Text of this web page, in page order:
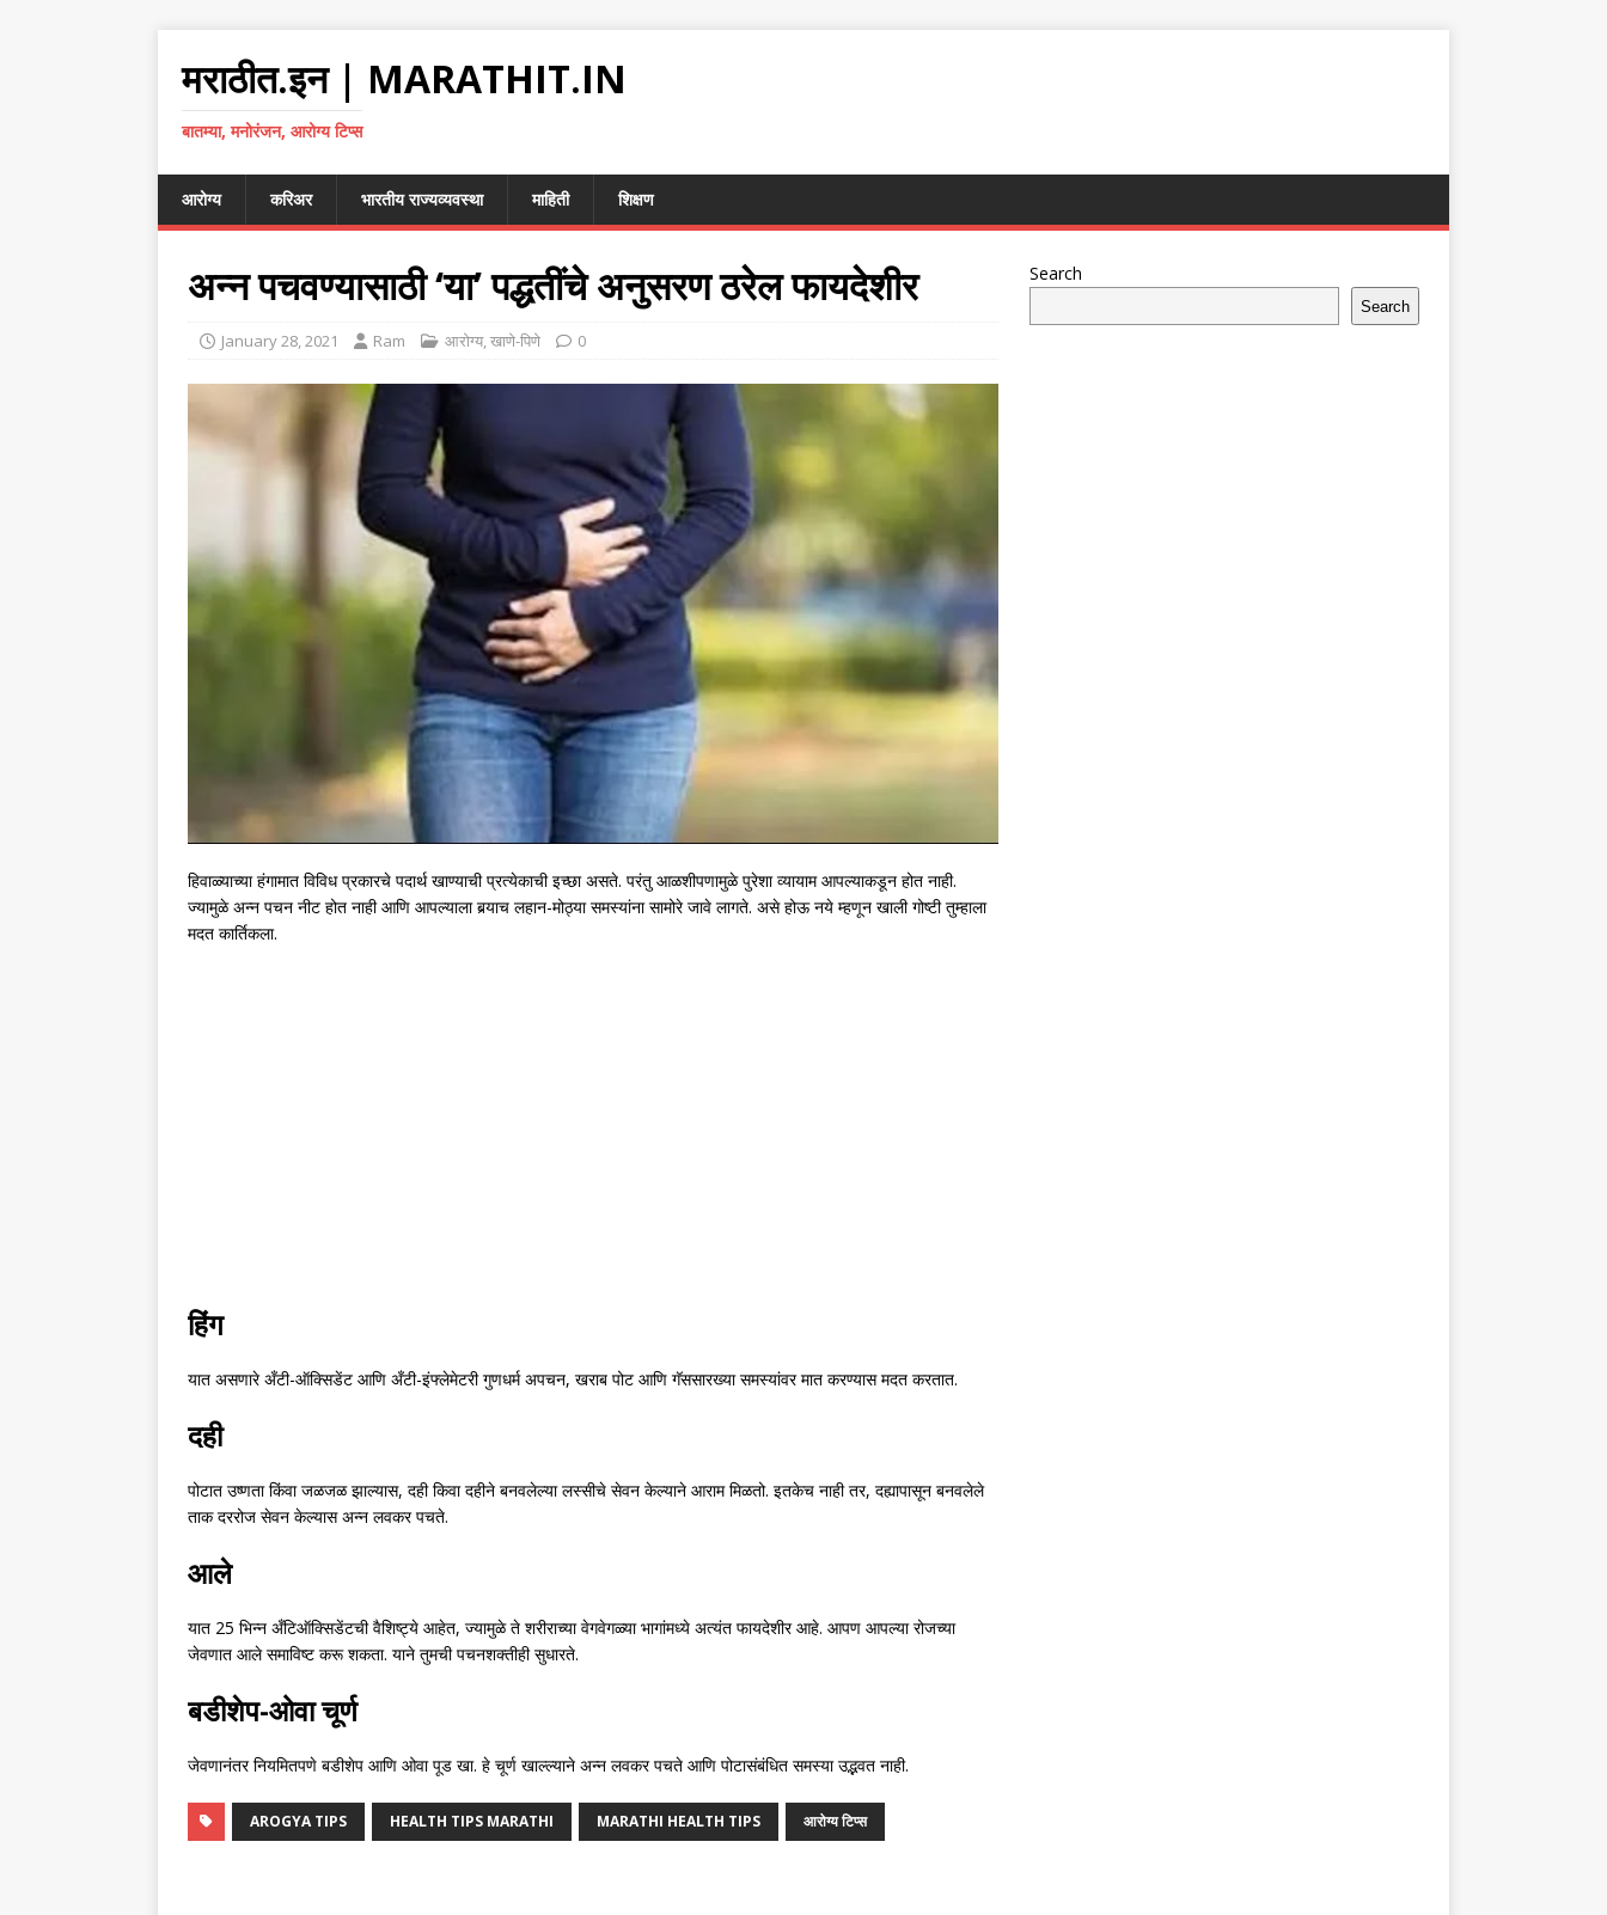
मराठीत.इन | MARATHIT.IN
बातम्या, मनोरंजन, आरोग्य टिप्स
आरोग्य करिअर भारतीय राज्यव्यवस्था माहिती शिक्षण
अन्न पचवण्यासाठी ‘या’ पद्धतींचे अनुसरण ठरेल फायदेशीर
January 28, 2021 Ram आरोग्य,खाणे-पिणे 0
हिवाळ्याच्या हंगामात विविध प्रकारचे पदार्थ खाण्याची प्रत्येकाची इच्छा असते. परंतु आळशीपणामुळे पुरेशा व्यायाम आपल्याकडून होत नाही.
ज्यामुळे अन्न पचन नीट होत नाही आणि आपल्याला बर्‍याच लहान-मोठ्या समस्यांना सामोरे जावे लागते. असे होऊ नये म्हणून खाली गोष्टी तुम्हाला
मदत कार्तिकला.
हिंग
यात असणारे अँटी-ऑक्सिडेंट आणि अँटी-इंफ्लेमेटरी गुणधर्म अपचन, खराब पोट आणि गॅससारख्या समस्यांवर मात करण्यास मदत करतात.
दही
पोटात उष्णता किंवा जळजळ झाल्यास, दही किवा दहीने बनवलेल्या लस्सीचे सेवन केल्याने आराम मिळतो. इतकेच नाही तर, दह्यापासून बनवलेले
ताक दररोज सेवन केल्यास अन्न लवकर पचते.
आले
यात 25 भिन्न अँटिऑक्सिडेंटची वैशिष्ट्ये आहेत, ज्यामुळे ते शरीराच्या वेगवेगळ्या भागांमध्ये अत्यंत फायदेशीर आहे. आपण आपल्या रोजच्या
जेवणात आले समाविष्ट करू शकता. याने तुमची पचनशक्तीही सुधारते.
बडीशेप-ओवा चूर्ण
जेवणानंतर नियमितपणे बडीशेप आणि ओवा पूड खा. हे चूर्ण खाल्ल्याने अन्न लवकर पचते आणि पोटासंबंधित समस्या उद्भवत नाही.
AROGYA TIPS HEALTH TIPS MARATHI MARATHI HEALTH TIPS आरोग्य टिप्स
Search
Search